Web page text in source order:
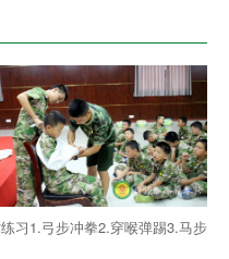
习1.弓步冲拳2.穿喉弹踢3.马步